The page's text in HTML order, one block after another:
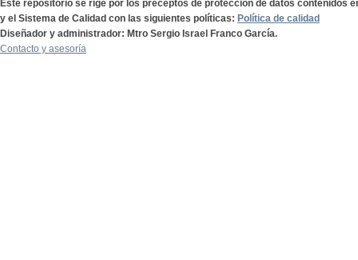
Este repositorio se rige por los preceptos de protección de datos contenidos
y el Sistema de Calidad con las siguientes políticas: Política de calidad
Diseñador y administrador: Mtro Sergio Israel Franco García.
Contacto y asesoría